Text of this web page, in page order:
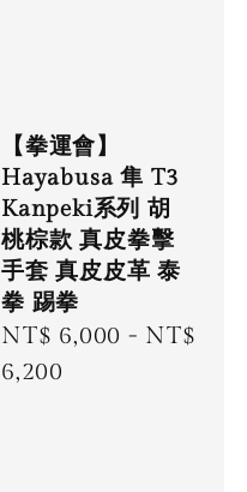
【拳運會】
Hayabusa 隼 T3
Kanpeki系列 胡
桃棕款 真皮拳擊
手套 真皮皮革 泰
拳 踢拳
Regular
price
NT$ 6,000 - NT$
6,200